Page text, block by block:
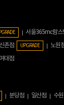
서울365mc람스
신촌점 UPGRADE 노원
대점
분당점 일산점 수